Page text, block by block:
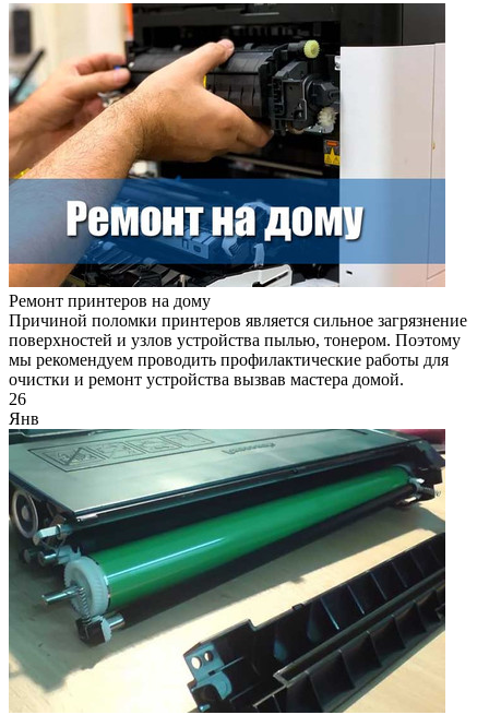
Ремонт принтеров на дому
Причиной поломки принтеров является сильное загрязнение
поверхностей и узлов устройства пылью, тонером. Поэтому
мы рекомендуем проводить профилактические работы для
очистки и ремонт устройства вызвав мастера домой.
26
Янв